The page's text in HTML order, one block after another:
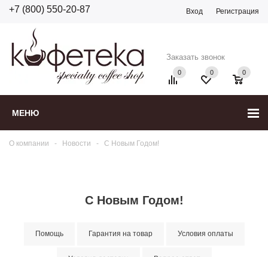
+7 (800) 550-20-87 Вход Регистрация
МЕНЮ
Заказать звонок
0 0
0
О компании - Новости - С Новым Годом!
С Новым Годом!
Помощь Гарантия на товар Условия оплаты